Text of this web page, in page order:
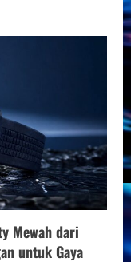
Mewah dari
untuk Gaya